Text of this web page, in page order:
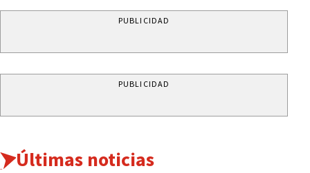
PUBLICIDAD
PUBLICIDAD
Últimas noticias